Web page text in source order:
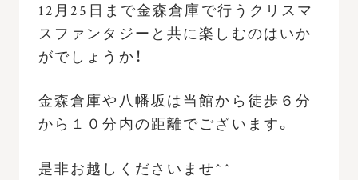
12月25日まで金森倉庫で行うクリスマ
スファンタジーと共に楽しむのはいか
がでしょうか！
金森倉庫や八幡坂は当館から徒歩６分
から１０分内の距離でございます。
是非お越しくださいませ^^